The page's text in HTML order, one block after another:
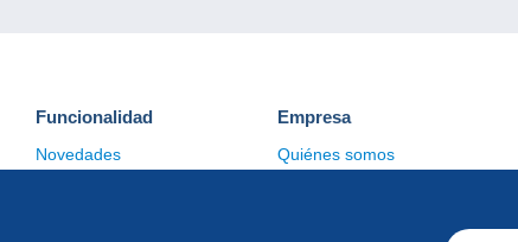
Funcionalidad
Novedades
Empresa
Quiénes somos